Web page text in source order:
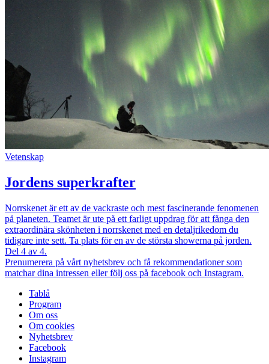
Vetenskap
Jordens superkrafter
Norrskenet är ett av de vackraste och mest fascinerande fenomenen
på planeten. Teamet är ute på ett farligt uppdrag för att fånga den
extraordinära skönheten i norrskenet med en detaljrikedom du
tidigare inte sett. Ta plats för en av de största showerna på jorden.
Del 4 av 4.
Prenumerera på vårt nyhetsbrev och få rekommendationer som
matchar dina intressen eller följ oss på facebook och Instagram.
Tablå
Program
Om oss
Om cookies
Nyhetsbrev
Facebook
Instagram